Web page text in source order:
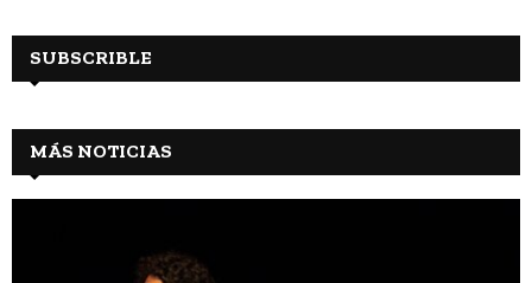
SUBSCRIBLE
MÁS NOTICIAS